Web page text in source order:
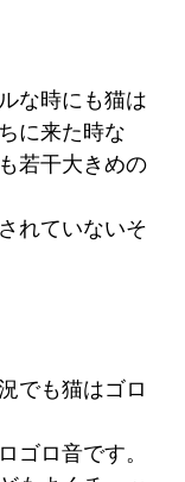
な時にも猫は
に来た時な
若干大きめの
れていないそ
でも猫はゴロ
ロ音です。